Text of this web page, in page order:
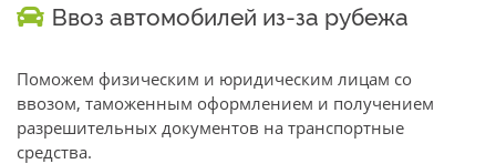
Ввоз автомобилей из-за рубежа
Поможем физическим и юридическим лицам со
ввозом, таможенным оформлением и получением
разрешительных документов на транспортные
средства.